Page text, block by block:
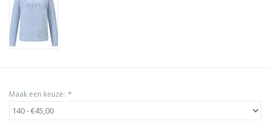
Maak een keuze: *